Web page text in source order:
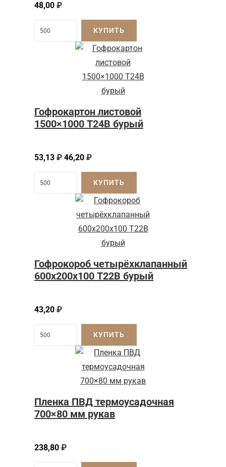
48,00 ₽
КУПИТЬ
Гофрокартон листовой
1500×1000 Т24B бурый
53,13 ₽ 46,20 ₽
КУПИТЬ
Гофрокороб четырёхклапанный
600х200х100 Т22В бурый
43,20 ₽
КУПИТЬ
Пленка ПВД термоусадочная
700×80 мм рукав
238,80 ₽